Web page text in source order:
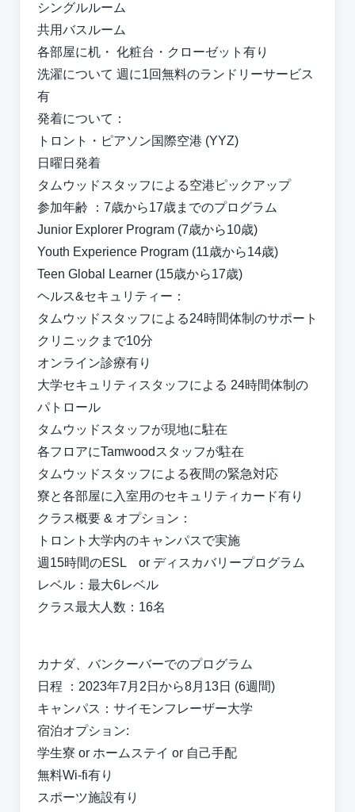
シングルルーム
共⽤バスルーム
各部屋に机・ 化粧台・クローゼット有り
洗濯について 週に1回無料のランドリーサービス
有
発着について：
トロント・ピアソン国際空港 (YYZ)
⽇曜⽇発着
タムウッドスタッフによる空港ピックアップ
参加年齢 ：7歳から17歳までのプログラム
Junior Explorer Program (7歳から10歳)
Youth Experience Program (11歳から14歳)
Teen Global Learner (15歳から17歳)
ヘルス&セキュリティー：
タムウッドスタッフによる24時間体制のサポート
クリニックまで10分
オンライン診療有り
⼤学セキュリティスタッフによる 24時間体制の
パトロール
タムウッドスタッフが現地に駐在
各フロアにTamwoodスタッフが駐在
タムウッドスタッフによる夜間の緊急対応
寮と各部屋に⼊室⽤のセキュリティカード有り
クラス概要 & オプション：
トロント大学内のキャンパスで実施
週15時間のESL or ディスカバリープログラム
レベル：最大6レベル
クラス最大人数：16名
カナダ、バンクーバーでのプログラム
⽇程 ：2023年7⽉2⽇から8⽉13⽇ (6週間)
キャンパス：サイモンフレーザー大学
宿泊オプション:
学⽣寮 or ホームステイ or ⾃⼰⼿配
無料Wi-fi有り
スポーツ施設有り